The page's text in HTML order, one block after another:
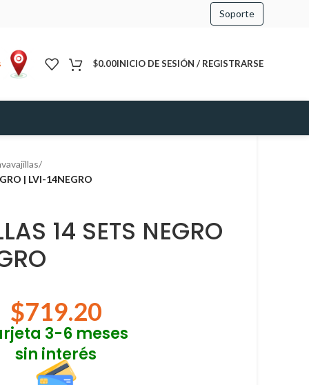
Soporte
$0.00INICIO DE SESIÓN / REGISTRARSE
/
| LVI-14NEGRO
14 SETS NEGRO
$719.20
3-6 meses
sin interés